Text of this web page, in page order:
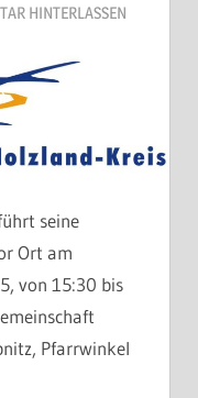
HINTERLASSEN
seine
Ort am
von 15:30 bis
Pfarrwinkel